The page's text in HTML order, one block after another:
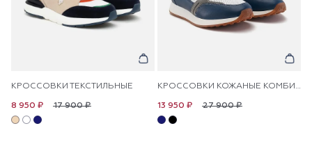
КРОССОВКИ ТЕКСТИЛЬНЫЕ
17 900 ₽
8 950 ₽
КРОССОВКИ КОЖАНЫЕ КОМБИНИРОВАННЫЕ
27 900 ₽
13 950 ₽